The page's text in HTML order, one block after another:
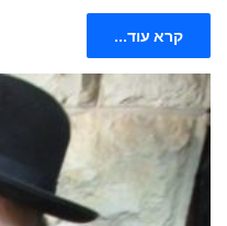
קרא עוד...